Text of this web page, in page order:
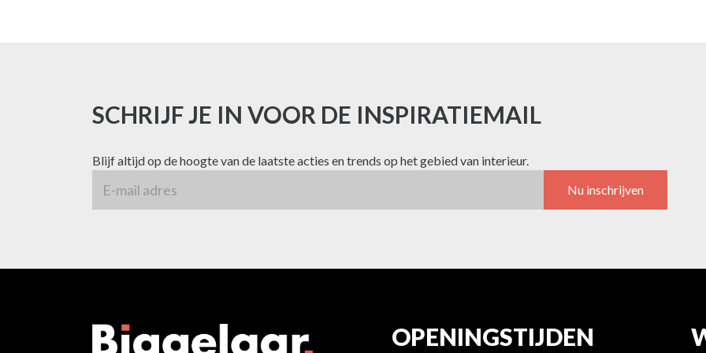
SCHRIJF JE IN VOOR DE INSPIRATIEMAIL
Blijf altijd op de hoogte van de laatste acties en trends op het gebied van interieur.
Nu inschrijven
OPENINGSTIJDEN